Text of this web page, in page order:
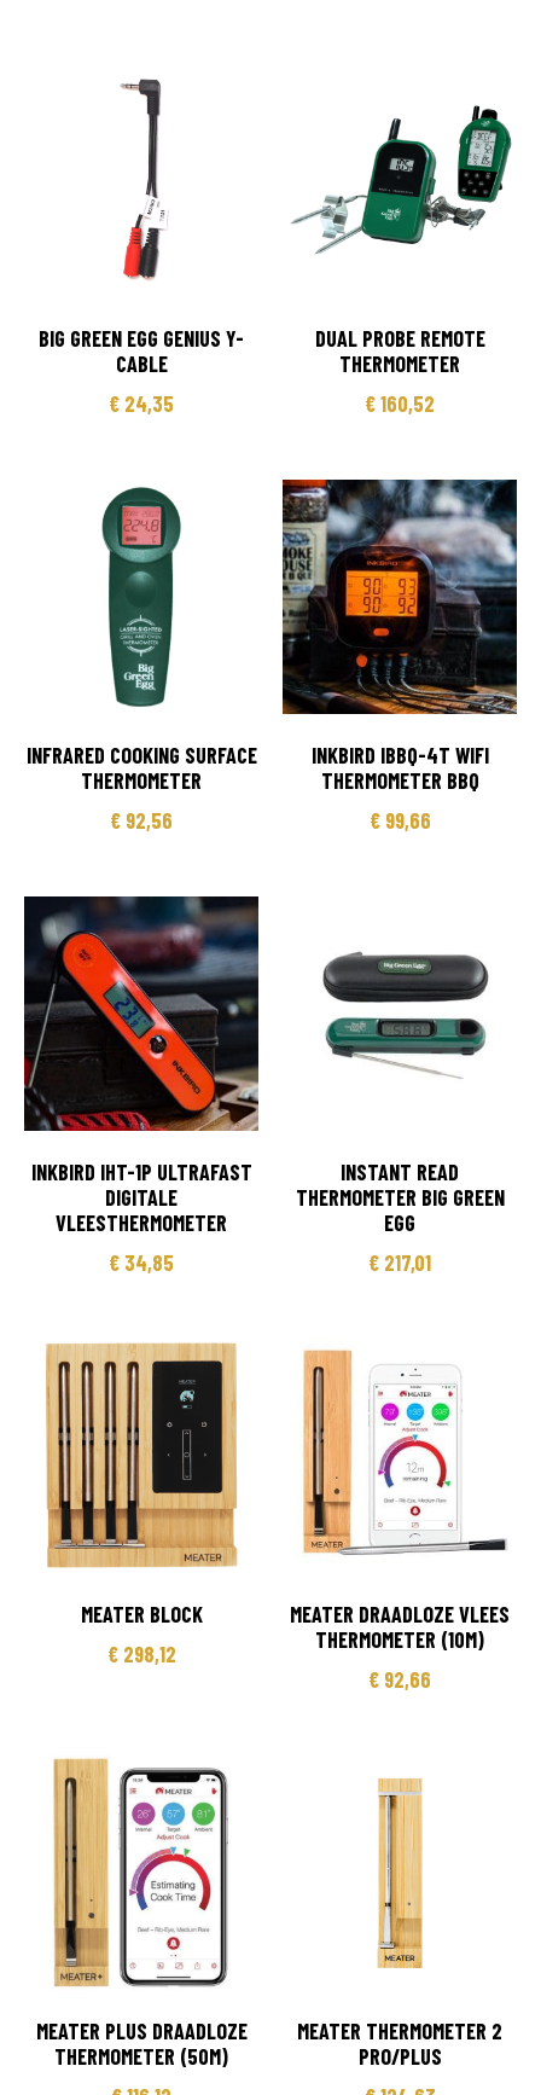
BIG GREEN EGG GENIUS Y-
CABLE
€ 24,35
DUAL PROBE REMOTE
THERMOMETER
€160,52
INFRARED COOKING SURFACE
THERMOMETER
€ 92,56
INKBIRD IBBQ-4T WIFI
THERMOMETER BBQ
€99,66
INKBIRD IHT-1P ULTRAFAST
DIGITALE
VLEESTHERMOMETER
€ 34,85
INSTANT READ
THERMOMETER BIG GREEN
EGG
€ 217,01
MEATER BLOCK
€298,12
MEATER DRAADLOZE VLEES
THERMOMETER (10M)
€ 92,66
MEATER PLUS DRAADLOZE
THERMOMETER (50M)
MEATER THERMOMETER 2
PRO/PLUS